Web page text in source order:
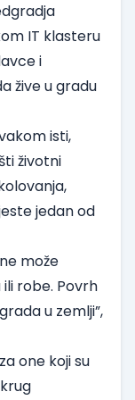
IT klasteru
i
žive u gradu
isti,
životni
jedan od
može
robe. Povrh
u zemlji”,
one koji su